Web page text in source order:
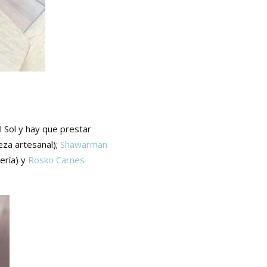
Sol y hay que prestar
artesanal); Shawarman
y Rosko Carnes